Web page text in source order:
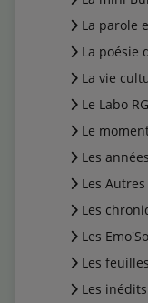
La parole
La poésie
La vie
Le Labo
Le
Les
Les
Les
Les
Les
Les